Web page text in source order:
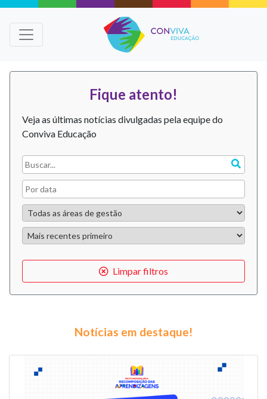
Fique atento!
Veja as últimas notícias divulgadas pela equipe do
Conviva Educação
Limpar filtros
Notícias em destaque!